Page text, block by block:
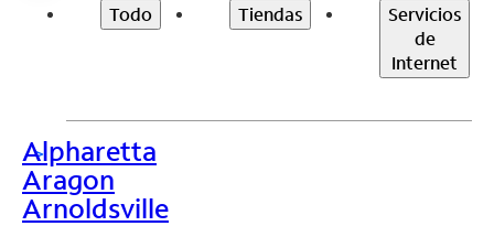
Todo Tiendas
Servicios
de
Internet
>
Alpharetta
Aragon
Arnoldsville